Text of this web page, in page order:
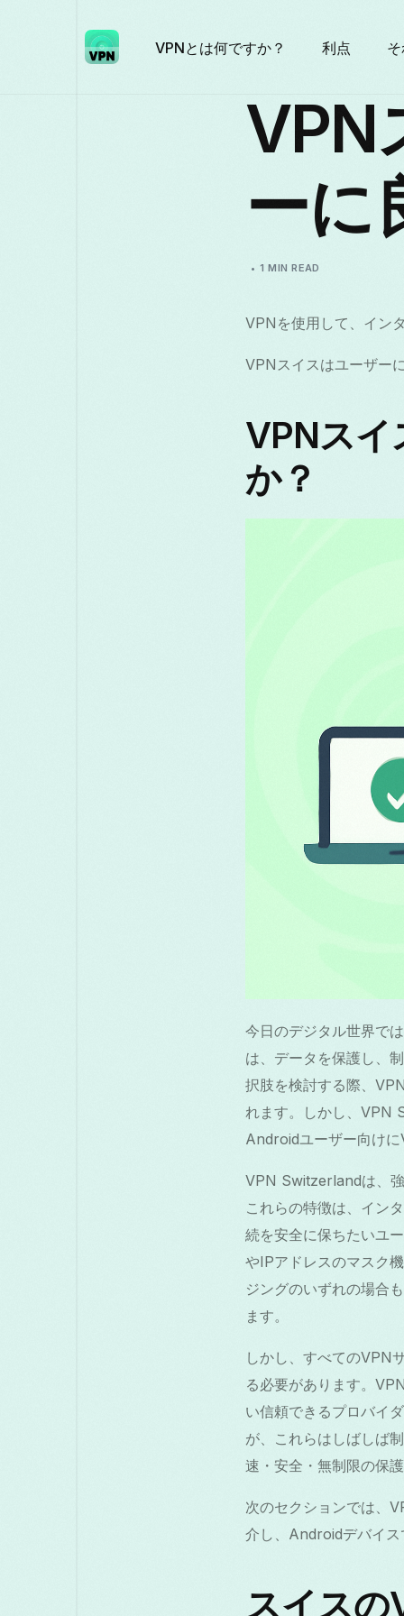
VPNとは何ですか？ 利点
VPN
ーに
1 MIN READ
VPNを使用して、イン
VPNスイスはユーザー
VPNスイ
か？
今日のデジタル世界で
は、データを保護し、
択肢を検討する際、
れます。しかし、VPN
Androidユーザー向け
VPN Switzerlandは、
これらの特徴は、イン
続を安全に保ちたいユ
やIPアドレスのマスク
ジングのいずれの場合
ます。
しかし、すべてのVPN
る必要があります。
い信頼できるプロバイ
が、これらはしばしば
速・安全・無制限の保
次のセクションでは、
介し、Androidデバイ
スイスの